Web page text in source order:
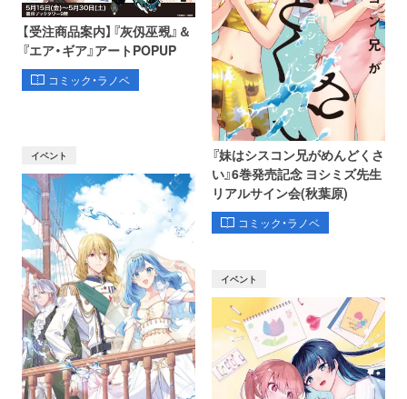
【受注商品案内】『灰仭巫覡』＆
『エア・ギア』アートPOPUP
コミック・ラノベ
『妹はシスコン兄がめんどくさ
い』6巻発売記念 ヨシミズ先生
リアルサイン会(秋葉原)
コミック・ラノベ
イベント
イベント